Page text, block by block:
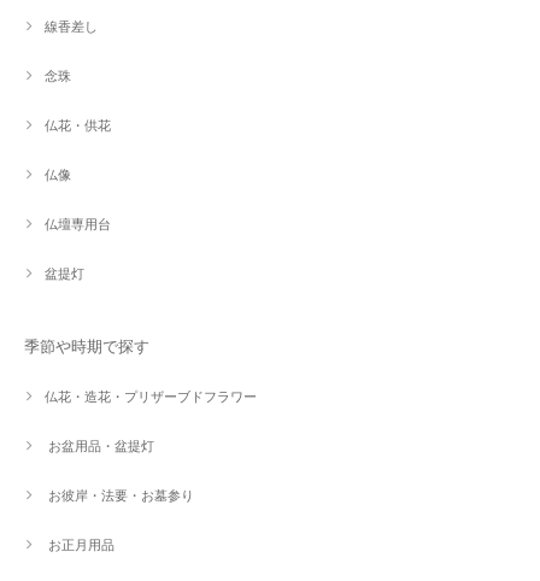
線香差し
念珠
仏花・供花
仏像
仏壇専用台
盆提灯
季節や時期で探す
仏花・造花・プリザーブドフラワー
お盆用品・盆提灯
お彼岸・法要・お墓参り
お正月用品